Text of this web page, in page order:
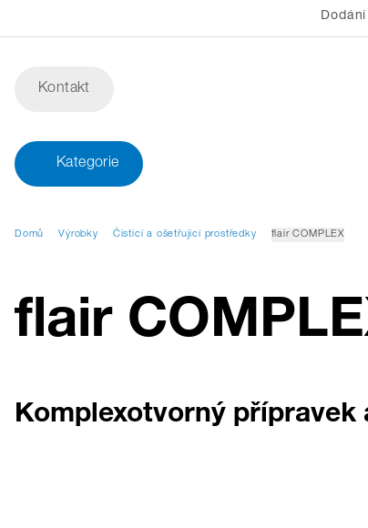
Kontakt
Kategorie
Domů Výrobky Čisticí a ošetřující prostředky flair COMPLEX
flair
Komplexotvorný přípravek